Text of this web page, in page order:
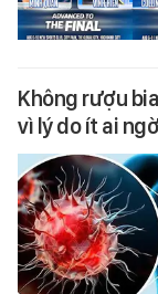
Không rượu
vì lý do ít ai ngờ